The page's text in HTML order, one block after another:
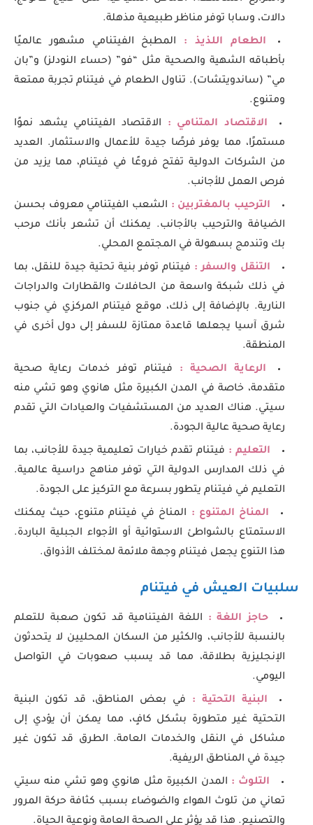
دالات، وسابا توفر مناظر طبيعية مذهلة.
الطعام اللذيذ : المطبخ الفيتنامي مشهور عالميًا
بأطباقه الشهية والصحية مثل “فو” (حساء النودلز) و”بان
مي” (ساندويتشات). تناول الطعام في فيتنام تجربة ممتعة
ومتنوع.
الاقتصاد المتنامي : الاقتصاد الفيتنامي يشهد نموًا
مستمرًا، مما يوفر فرصًا جيدة للأعمال والاستثمار. العديد
من الشركات الدولية تفتح فروعًا في فيتنام، مما يزيد من
فرص العمل للأجانب.
الترحيب بالمغتربين : الشعب الفيتنامي معروف بحسن
الضيافة والترحيب بالأجانب. يمكنك أن تشعر بأنك مرحب
بك وتندمج بسهولة في المجتمع المحلي.
التنقل والسفر : فيتنام توفر بنية تحتية جيدة للنقل، بما
في ذلك شبكة واسعة من الحافلات والقطارات والدراجات
النارية. بالإضافة إلى ذلك، موقع فيتنام المركزي في جنوب
شرق آسيا يجعلها قاعدة ممتازة للسفر إلى دول أخرى في
المنطقة.
الرعاية الصحية :
فيتنام توفر خدمات رعاية صحية
متقدمة، خاصة في المدن الكبيرة مثل هانوي وهو تشي منه
سيتي. هناك العديد من المستشفيات والعيادات التي تقدم
رعاية صحية عالية الجودة.
التعليم : فيتنام تقدم خيارات تعليمية جيدة للأجانب، بما
في ذلك المدارس الدولية التي توفر مناهج دراسية عالمية.
التعليم في فيتنام يتطور بسرعة مع التركيز على الجودة.
المناخ المتنوع : المناخ في فيتنام متنوع، حيث يمكنك
الاستمتاع بالشواطئ الاستوائية أو الأجواء الجبلية الباردة.
هذا التنوع يجعل فيتنام وجهة ملائمة لمختلف الأذواق.
سلبيات العيش في فيتنام
حاجز اللغة :
اللغة الفيتنامية قد تكون صعبة للتعلم
بالنسبة للأجانب، والكثير من السكان المحليين لا يتحدثون
الإنجليزية بطلاقة، مما قد يسبب صعوبات في التواصل
اليومي.
البنية التحتية : في بعض المناطق، قد تكون البنية
التحتية غير متطورة بشكل كافٍ، مما يمكن أن يؤدي إلى
مشاكل في النقل والخدمات العامة. الطرق قد تكون غير
جيدة في المناطق الريفية.
التلوث : المدن الكبيرة مثل هانوي وهو تشي منه سيتي
تعاني من تلوث الهواء والضوضاء بسبب كثافة حركة المرور
والتصنيع. هذا قد يؤثر على الصحة العامة ونوعية الحياة.